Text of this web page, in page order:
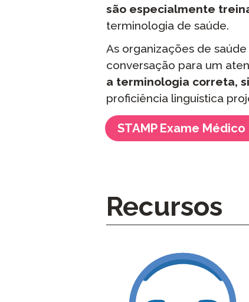
são especialmente
terminologia de saúde.
As organizações de
conversação para um
a terminologia correta,
proficiência linguística
STAMP Exame
Recursos